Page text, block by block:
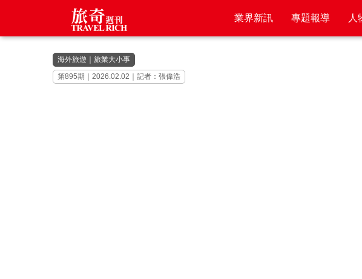
業界新訊 專題報導 人
海外旅遊
旅業大小事
第895期｜2026.02.02｜記者：張偉浩